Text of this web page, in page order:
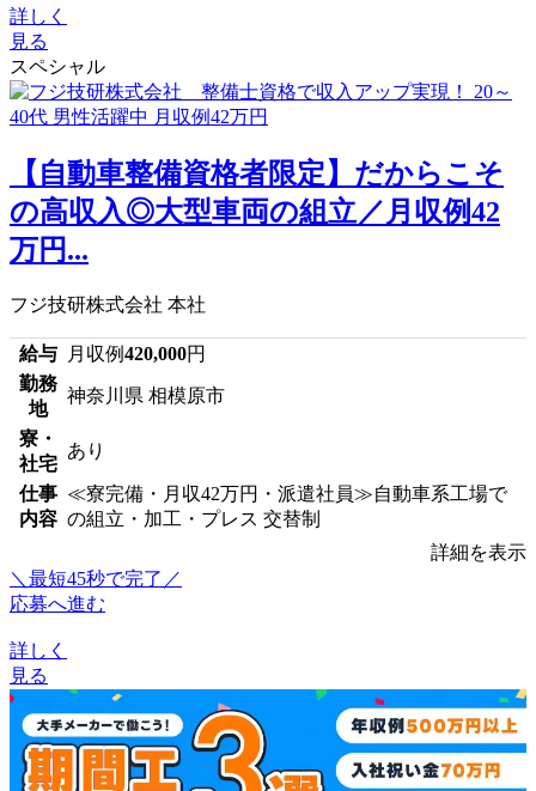
詳しく
見る
スペシャル
【自動車整備資格者限定】だからこそ
の高収入◎大型車両の組立／月収例42
万円...
フジ技研株式会社 本社
給与 月収例420,000円
勤務
地
神奈川県 相模原市
寮・
社宅
あり
仕事
内容
≪寮完備・月収42万円・派遣社員≫自動車系工場で
の組立・加工・プレス 交替制
詳細を表示
＼最短45秒で完了／
応募へ進む
詳しく
見る